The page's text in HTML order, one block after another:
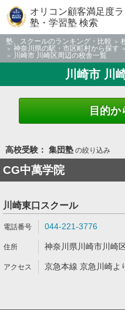
オリコン顧客満足度
塾・学習塾 検索
塾、スクールのランキング・比較
神奈川県の駅・市区町村から探す
川崎市 川崎区周辺の校舎一覧
川崎市 川
目的か
高校受験： 集団塾の絞り込み
CG中萬学院
川崎東口スクール
044-221-3776
神奈川県川崎市川崎
京急本線 京急川崎よ